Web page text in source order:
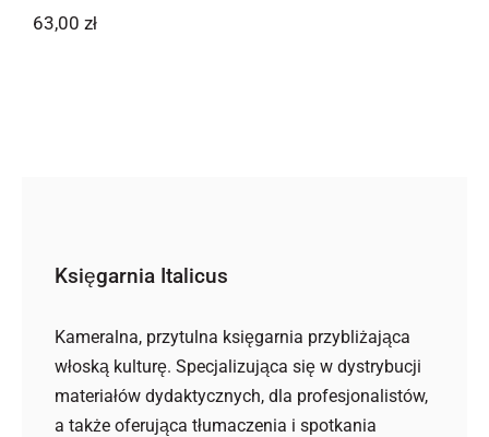
63,00 zł
Księgarnia Italicus
Kameralna, przytulna księgarnia przybliżająca
włoską kulturę. Specjalizująca się w dystrybucji
materiałów dydaktycznych, dla profesjonalistów,
a także oferująca tłumaczenia i spotkania